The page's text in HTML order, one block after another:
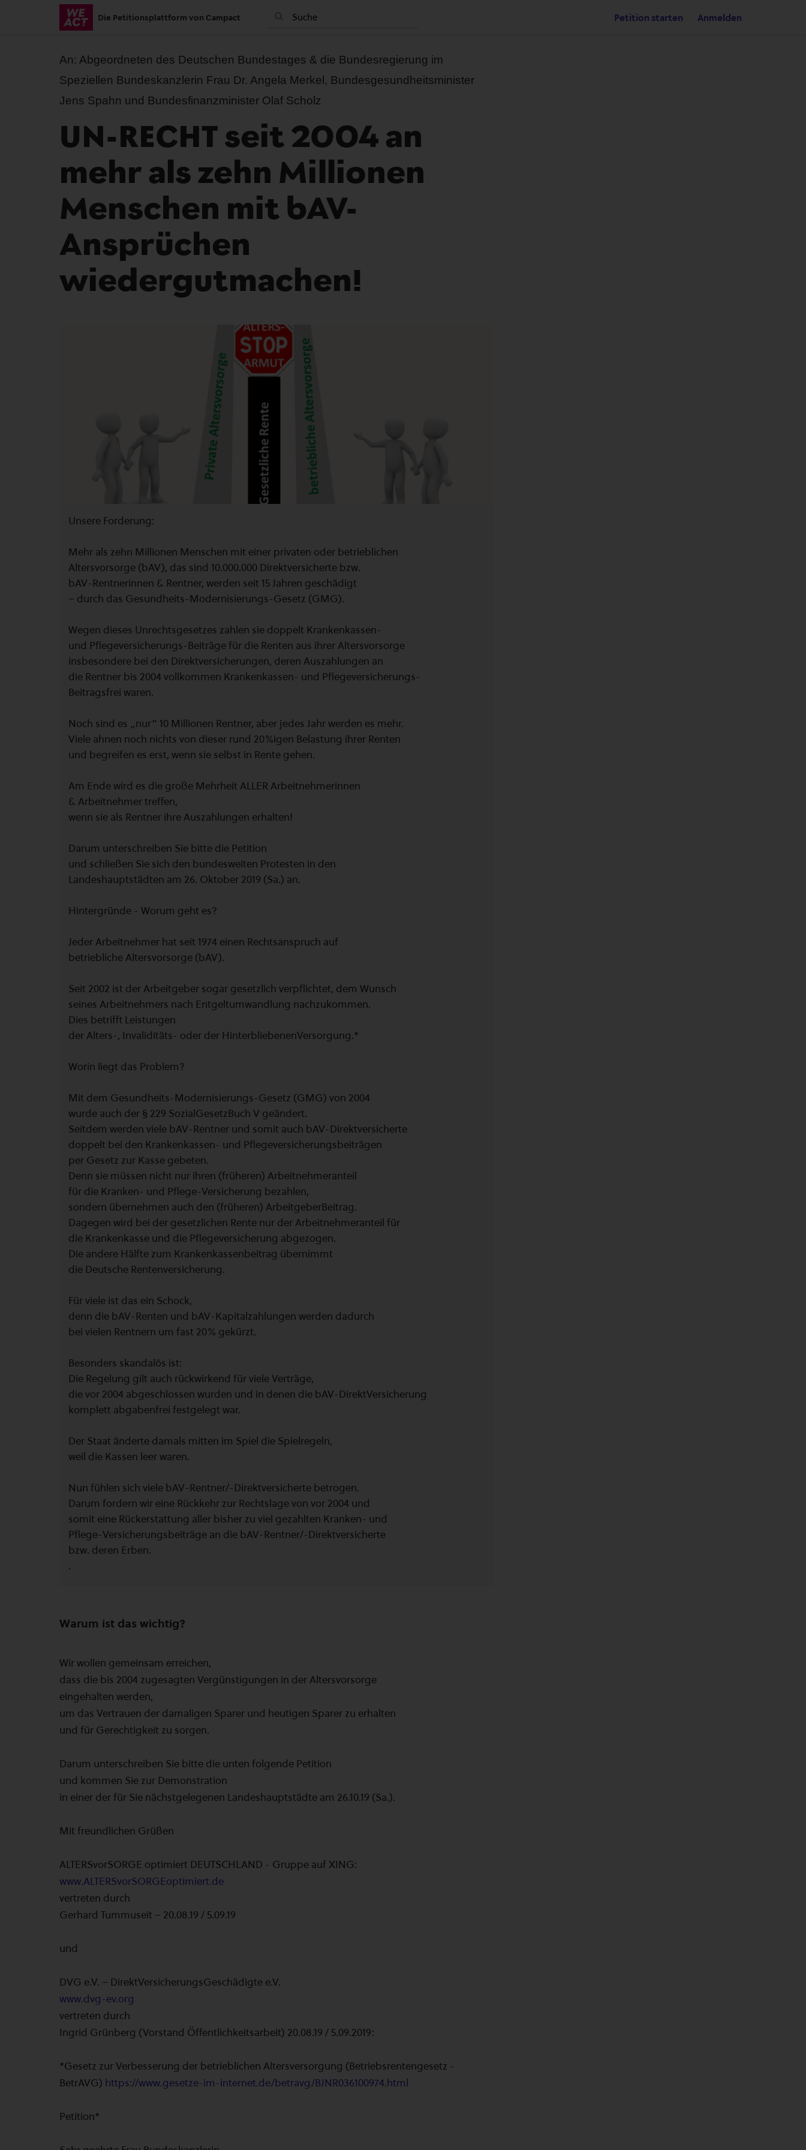
Die Petitionsplattform von Campact Petition starten Anmelden
An: Abgeordneten des Deutschen Bundestages & die Bundesregierung im
Speziellen Bundeskanzlerin Frau Dr. Angela Merkel, Bundesgesundheitsminister
Jens Spahn und Bundesfinanzminister Olaf Scholz
UN-RECHT seit 2004 an
mehr als zehn Millionen
Menschen mit bAV-
Ansprüchen
wiedergutmachen!
Unsere Forderung:
Mehr als zehn Millionen Menschen mit einer privaten oder betrieblichen
Altersvorsorge (bAV), das sind 10.000.000 Direktversicherte bzw.
bAV-Rentnerinnen & Rentner, werden seit 15 Jahren geschädigt
– durch das Gesundheits-Modernisierungs-Gesetz (GMG).
Wegen dieses Unrechtsgesetzes zahlen sie doppelt Krankenkassen-
und Pflegeversicherungs-Beiträge für die Renten aus ihrer Altersvorsorge
insbesondere bei den Direktversicherungen, deren Auszahlungen an
die Rentner bis 2004 vollkommen Krankenkassen- und Pflegeversicherungs-
Beitragsfrei waren.
Noch sind es „nur“ 10 Millionen Rentner, aber jedes Jahr werden es mehr.
Viele ahnen noch nichts von dieser rund 20%igen Belastung ihrer Renten
und begreifen es erst, wenn sie selbst in Rente gehen.
Am Ende wird es die große Mehrheit ALLER Arbeitnehmerinnen
& Arbeitnehmer treffen,
wenn sie als Rentner ihre Auszahlungen erhalten!
Darum unterschreiben Sie bitte die Petition
und schließen Sie sich den bundesweiten Protesten in den
Landeshauptstädten am 26. Oktober 2019 (Sa.) an.
Hintergründe - Worum geht es?
Jeder Arbeitnehmer hat seit 1974 einen Rechtsanspruch auf
betriebliche Altersvorsorge (bAV).
Seit 2002 ist der Arbeitgeber sogar gesetzlich verpflichtet, dem Wunsch
seines Arbeitnehmers nach Entgeltumwandlung nachzukommen.
Dies betrifft Leistungen
der Alters-, Invaliditäts- oder der HinterbliebenenVersorgung.*
Worin liegt das Problem?
Mit dem Gesundheits-Modernisierungs-Gesetz (GMG) von 2004
wurde auch der § 229 SozialGesetzBuch V geändert.
Seitdem werden viele bAV-Rentner und somit auch bAV-Direktversicherte
doppelt bei den Krankenkassen- und Pflegeversicherungsbeiträgen
per Gesetz zur Kasse gebeten.
Denn sie müssen nicht nur ihren (früheren) Arbeitnehmeranteil
für die Kranken- und Pflege-Versicherung bezahlen,
sondern übernehmen auch den (früheren) ArbeitgeberBeitrag.
Dagegen wird bei der gesetzlichen Rente nur der Arbeitnehmeranteil für
die Krankenkasse und die Pflegeversicherung abgezogen.
Die andere Hälfte zum Krankenkassenbeitrag übernimmt
die Deutsche Rentenversicherung.
Für viele ist das ein Schock,
denn die bAV-Renten und bAV-Kapitalzahlungen werden dadurch
bei vielen Rentnern um fast 20% gekürzt.
Besonders skandalös ist:
Die Regelung gilt auch rückwirkend für viele Verträge,
die vor 2004 abgeschlossen wurden und in denen die bAV-DirektVersicherung
komplett abgabenfrei festgelegt war.
Der Staat änderte damals mitten im Spiel die Spielregeln,
weil die Kassen leer waren.
Nun fühlen sich viele bAV-Rentner/-Direktversicherte betrogen.
Darum fordern wir eine Rückkehr zur Rechtslage von vor 2004 und
somit eine Rückerstattung aller bisher zu viel gezahlten Kranken- und
Pflege-Versicherungsbeiträge an die bAV-Rentner/-Direktversicherte
bzw. deren Erben.
.
Warum ist das wichtig?
Wir wollen gemeinsam erreichen,
dass die bis 2004 zugesagten Vergünstigungen in der Altersvorsorge
eingehalten werden,
um das Vertrauen der damaligen Sparer und heutigen Sparer zu erhalten
und für Gerechtigkeit zu sorgen.
Darum unterschreiben Sie bitte die unten folgende Petition
und kommen Sie zur Demonstration
in einer der für Sie nächstgelegenen Landeshauptstädte am 26.10.19 (Sa.).
Mit freundlichen Grüßen
ALTERSvorSORGE optimiert DEUTSCHLAND - Gruppe auf XING:
www.ALTERSvorSORGEoptimiert.de
vertreten durch
Gerhard Tummuseit – 20.08.19 / 5.09.19
und
DVG e.V. – DirektVersicherungsGeschädigte e.V.
www.dvg-ev.org
vertreten durch
Ingrid Grünberg (Vorstand Öffentlichkeitsarbeit) 20.08.19 / 5.09.2019:
*Gesetz zur Verbesserung der betrieblichen Altersversorgung (Betriebsrentengesetz -
BetrAVG) https://www.gesetze-im-internet.de/betravg/BJNR036100974.html
Petition*